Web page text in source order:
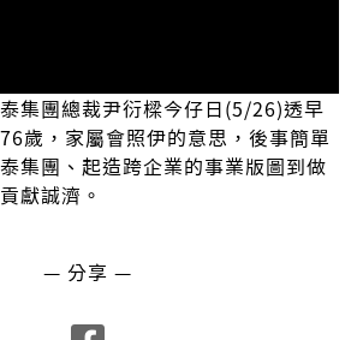
集團總裁尹衍樑今仔日(5/26)透早
歲，家屬會照伊的意思，後事簡單
集團、起造跨企業的事業版圖到做
獻誠濟。
— 分享 —